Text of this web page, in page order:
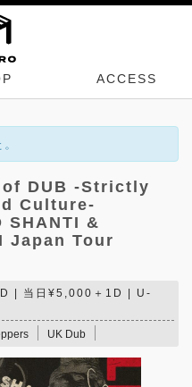
ACCESS
of DUB -Strictly
Culture-
SHANTI &
Japan Tour
| 当日¥5,000＋1D | U-
UK Dub